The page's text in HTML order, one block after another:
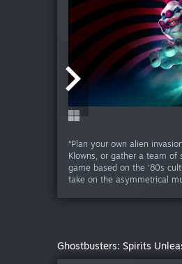
“Plan your own alien
Klowns, or gather a team
game based on the ‘80s
take on the asymmetrical
Ghostbusters: Spirits